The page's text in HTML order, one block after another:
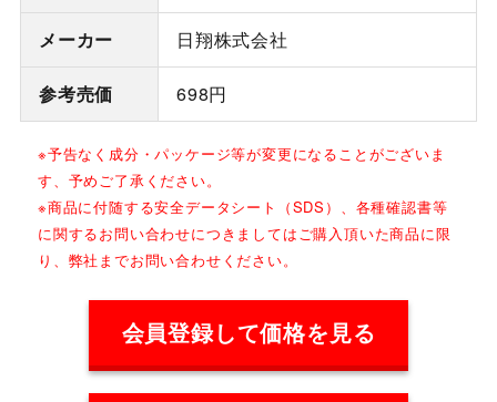
メーカー 日翔株式会社
参考売価 698円
※予告なく成分・パッケージ等が変更になることがございま
す、予めご了承ください。
※商品に付随する安全データシート（SDS）、各種確認書等
に関するお問い合わせにつきましてはご購入頂いた商品に限
り、弊社までお問い合わせください。
会員登録して価格を見る